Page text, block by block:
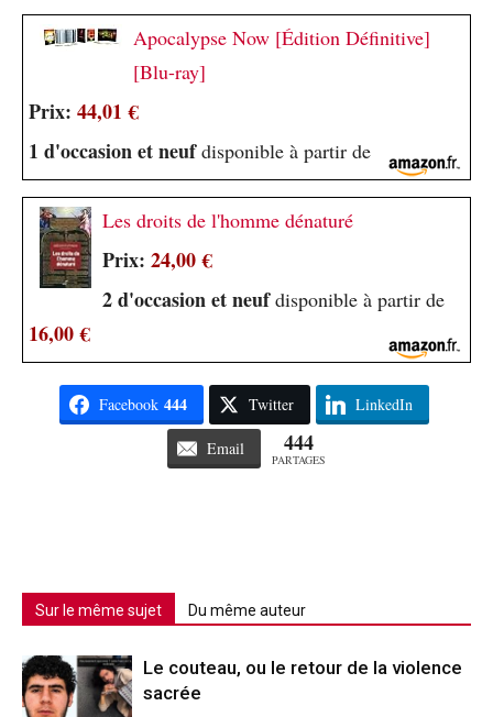
Apocalypse Now [Édition Définitive]
[Blu-ray]
Prix: 44,01 €
1 d'occasion et neufdisponible à partir de
Les droits de l'homme dénaturé
Prix: 24,00 €
2 d'occasion et neufdisponible à partir de
16,00 €
Facebook 444 Twitter LinkedIn
Email 444
PARTAGES
Sur le même sujet Du même auteur
Le couteau, ou le retour de la violence
sacrée